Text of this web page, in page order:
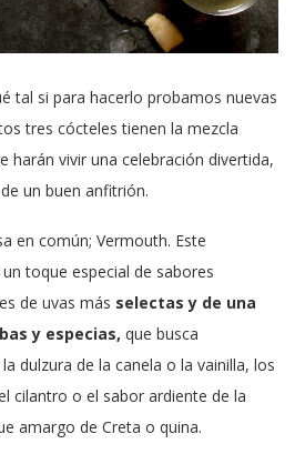
tal si para hacerlo probamos nuevas
tres cócteles tienen la mezcla
harán vivir una celebración divertida,
un buen anfitrión.
en común; Vermouth. Este
toque especial de sabores
de uvas más selectas y de una
y especias, que busca
dulzura de la canela o la vainilla, los
cilantro o el sabor ardiente de la
amargo de Creta o quina.